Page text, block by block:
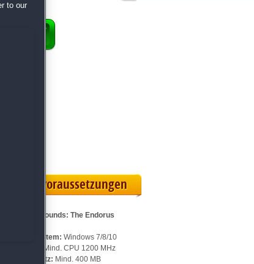
Systemvoraussetzungen
Für Campgrounds: The Endorus
Betriebssystem: Windows 7/8/10
Mind. CPU 1200 MHz
Speicherplatz: Mind. 400 MB
to our